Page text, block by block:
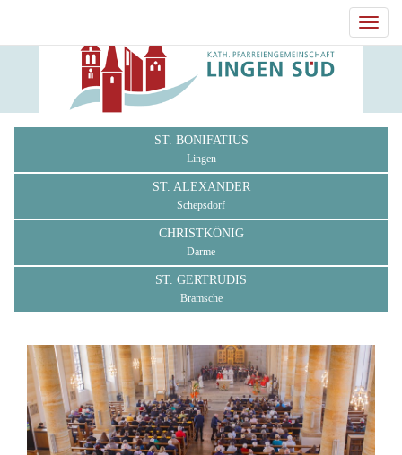
ST. BONIFATIUS
Lingen
ST. ALEXANDER
Schepsdorf
CHRISTKÖNIG
Darme
ST. GERTRUDIS
Bramsche